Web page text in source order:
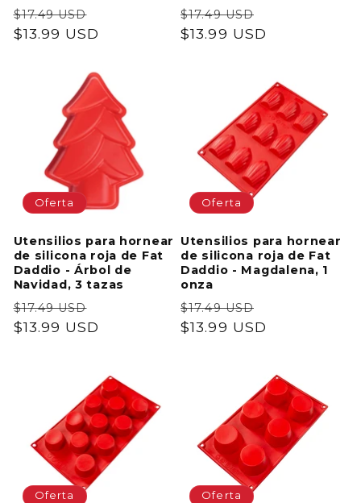
Precio
habitual
$17.49 USD
de
$13.99 USD
Precio
habitual
$17.49 USD
de
$13.99 USD
Oferta
Utensilios para hornear
de silicona roja de Fat
Daddio - Árbol de
Navidad, 3 tazas
Precio
habitual
$17.49 USD
de
$13.99 USD
Oferta
Utensilios para hornear
de silicona roja de Fat
Daddio - Magdalena, 1
onza
Precio
habitual
$17.49 USD
de
$13.99 USD
Oferta Oferta